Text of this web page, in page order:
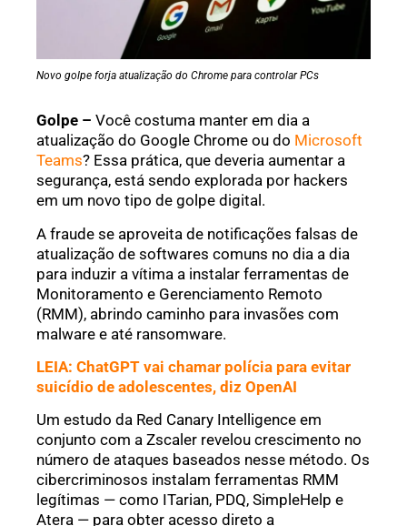
Novo golpe forja atualização do Chrome para controlar PCs
Golpe – Você costuma manter em dia a
atualização do Google Chrome ou do Microsoft
Teams? Essa prática, que deveria aumentar a
segurança, está sendo explorada por hackers
em um novo tipo de golpe digital.
A fraude se aproveita de notificações falsas de
atualização de softwares comuns no dia a dia
para induzir a vítima a instalar ferramentas de
Monitoramento e Gerenciamento Remoto
(RMM), abrindo caminho para invasões com
malware e até ransomware.
LEIA: ChatGPT vai chamar polícia para evitar
suicídio de adolescentes, diz OpenAI
Um estudo da Red Canary Intelligence em
conjunto com a Zscaler revelou crescimento no
número de ataques baseados nesse método. Os
cibercriminosos instalam ferramentas RMM
legítimas — como ITarian, PDQ, SimpleHelp e
Atera — para obter acesso direto a